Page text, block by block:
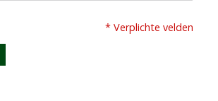
* Verplichte velden